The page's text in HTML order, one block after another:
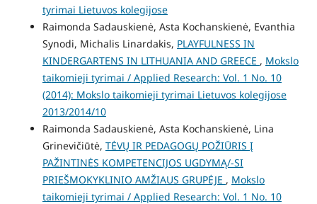
tyrimai Lietuvos kolegijose
Raimonda Sadauskienė, Asta Kochanskienė, Evanthia
Synodi, Michalis Linardakis, PLAYFULNESS IN
KINDERGARTENS IN LITHUANIA AND GREECE , Mokslo
taikomieji tyrimai / Applied Research: Vol. 1 No. 10
(2014): Mokslo taikomieji tyrimai Lietuvos kolegijose
2013/2014/10
Raimonda Sadauskienė, Asta Kochanskienė, Lina
Grinevičiūtė, TĖVŲ IR PEDAGOGŲ POŽIŪRIS Į
PAŽINTINĖS KOMPETENCIJOS UGDYMĄ/-SI
PRIEŠMOKYKLINIO AMŽIAUS GRUPĖJE , Mokslo
taikomieji tyrimai / Applied Research: Vol. 1 No. 10